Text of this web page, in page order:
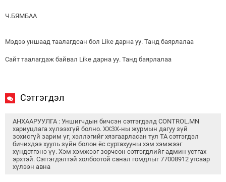
Ч.БЯМБАА
Мэдээ уншаад таалагдсан бол Like дарна уу. Танд баярлалаа
Сайт таалагдаж байвал Like дарна уу. Танд баярлалаа
Сэтгэгдэл
АНХААРУУЛГА : Уншигчдын бичсэн сэтгэгдэлд CONTROL.MN
хариуцлага хүлээхгүй болно. ХХЗХ-ны журмын дагуу зүй
зохисгүй зарим үг, хэллэгийг хязгаарласан тул ТА сэтгэгдэл
бичихдээ хууль зүйн болон ёс суртахууны хэм хэмжээг
хүндэтгэнэ үү. Хэм хэмжээг зөрчсөн сэтгэгдлийг админ устгах
эрхтэй. Сэтгэгдэлтэй холбоотой санал гомдлыг 77008912 утсаар
хүлээн авна